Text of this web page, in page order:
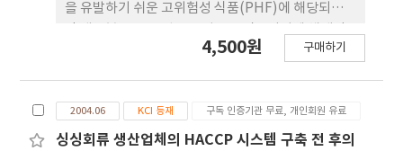
을 유발하기 쉬운 고위험성 식품(PHF)에 해당되지
인 식품안전 관리를 기대하기 어려운 실정이다. 본 연
유통,냉장 보관으로 숙성되면서 1일 이내에 판매되는
우리나라에서는 근래에 개발된 새로운 형태의 선어회
4,500원 구매하기
2004.06 KCI 등재 구독 인증기관 무료, 개인회원 유료
싱싱회류 생산업체의 HACCP 시스템 구축 전 후의